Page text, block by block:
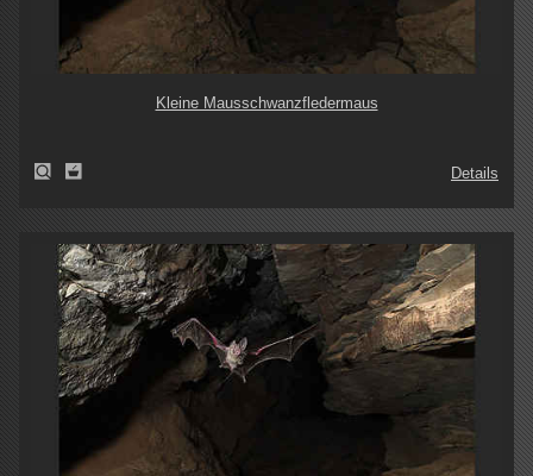
Kleine Mausschwanzfledermaus
Details